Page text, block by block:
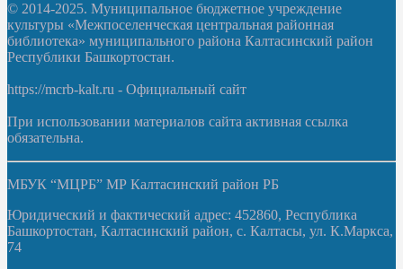
© 2014-2025. Муниципальное бюджетное учреждение
культуры «Межпоселенческая центральная районная
библиотека» муниципального района Калтасинский район
Республики Башкортостан.
https://mcrb-kalt.ru - Официальный сайт
При использовании материалов сайта активная ссылка
обязательна.
МБУК “МЦРБ” МР Калтасинский район РБ
Юридический и фактический адрес: 452860, Республика
Башкортостан, Калтасинский район, с. Калтасы, ул. К.Маркса,
74